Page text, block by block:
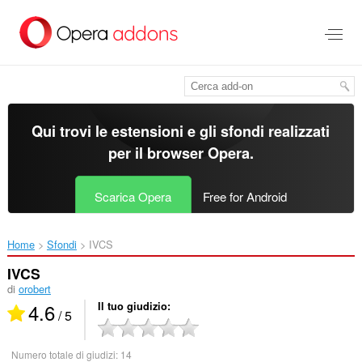
contenuto
Qui trovi le estensioni e gli sfondi realizzati
per il browser Opera.
Scarica Opera Free for Android
Home Sfondi IVCS‎
IVCS
di orobert
4.6/ 5 Il tuo giudizio
Numero totale di giudizi: 14